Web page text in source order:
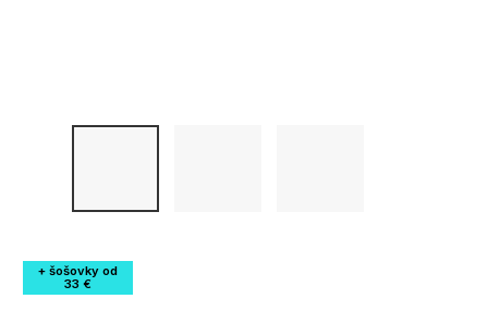
+ šošovky od
33 €